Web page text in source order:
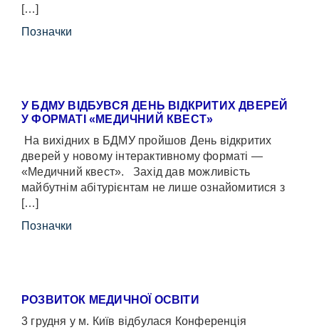
[…]
Позначки
У БДМУ ВІДБУВСЯ ДЕНЬ ВІДКРИТИХ ДВЕРЕЙ
У ФОРМАТІ «МЕДИЧНИЙ КВЕСТ»
На вихідних в БДМУ пройшов День відкритих
дверей у новому інтерактивному форматі —
«Медичний квест». Захід дав можливість
майбутнім абітурієнтам не лише ознайомитися з
[…]
Позначки
РОЗВИТОК МЕДИЧНОЇ ОСВІТИ
3 грудня у м. Київ відбулася Конференція